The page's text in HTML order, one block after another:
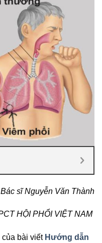
sĩ Nguyễn Văn Thành
HỘI PHỔI VIỆT NAM
của bài viết Hướng dẫn